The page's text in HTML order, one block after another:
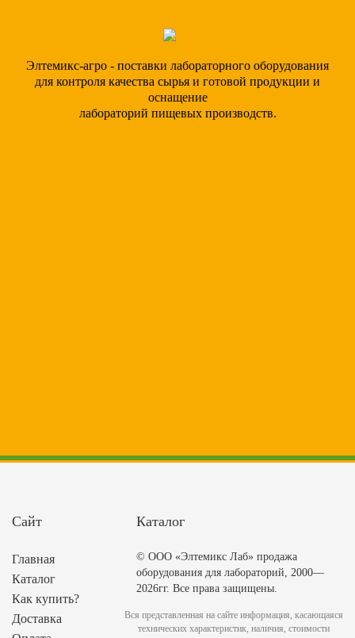
Элтемикс-агро - поставки лабораторного оборудования
для контроля качества сырья и готовой продукции и
оснащение
лабораторий пищевых производств.
Сайт
Главная
Каталог
Как купить?
Доставка
Каталог
© ООО «Элтемикс Лаб» продажа
оборудования для лабораторий, 2000—
2026гг. Все права защищены.
Вся представленная на сайте информация, касающаяся
технических характеристик, наличия, стоимости